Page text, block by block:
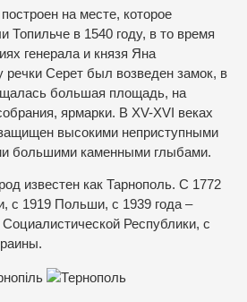
на месте, которое
Топильче в 1540 году, в то время
генерала и князя Яна
речки Серет был возведен замок, в
большая площадь, на
ярмарки. В XV-XVI веках
высокими неприступными
большими каменными глыбами.
известен как Тарнополь. С 1772
с 1919 Польши, с 1939 года –
Республики, с